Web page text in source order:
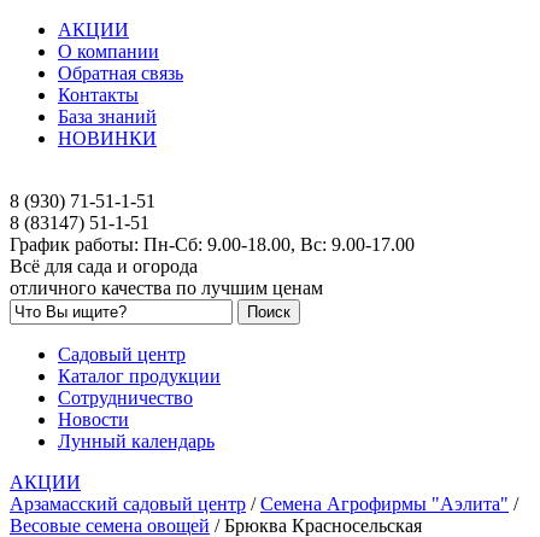
АКЦИИ
О компании
Обратная связь
Контакты
База знаний
НОВИНКИ
8 (930) 71-51-1-51
8 (83147) 51-1-51
График работы: Пн-Сб: 9.00-18.00, Вс: 9.00-17.00
Всё для сада и огорода
отличного качества по лучшим ценам
Садовый центр
Каталог продукции
Сотрудничество
Новости
Лунный календарь
АКЦИИ
Арзамасский садовый центр /Семена Агрофирмы "Аэлита" /
Весовые семена овощей /Брюква Красносельская